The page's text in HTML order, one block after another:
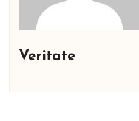
Veritate